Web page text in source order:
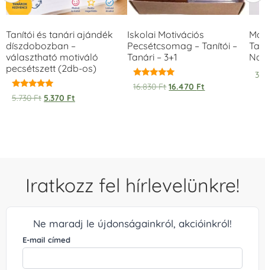
Tanítói és tanári ajándék
díszdobozban –
választható motiváló
pecsétszett (2db-os)
Értékelés:
5.00
5.730Ft 5.370 Ft
Iskolai Motivációs
Pecsétcsomag – Tanítói –
Tanári – 3+1
Értékelés:
5.00
16.830Ft 16.470 Ft
Iratkozz fel hírlevelünkre!
Ne maradj le újdonságainkról, akcióinkról!
E-mail címed